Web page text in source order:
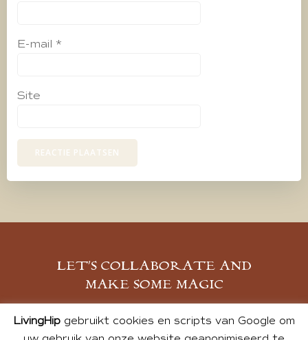
E-mail *
Site
LET’S COLLABORATE AND
MAKE SOME MAGIC
MELD JE AAN
LivingHipgebruikt cookies en scripts van Google om